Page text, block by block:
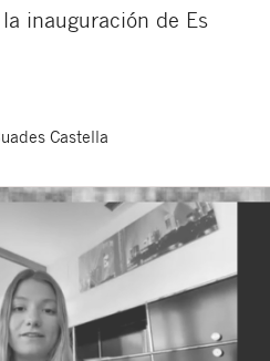
inauguración de Es
Castella